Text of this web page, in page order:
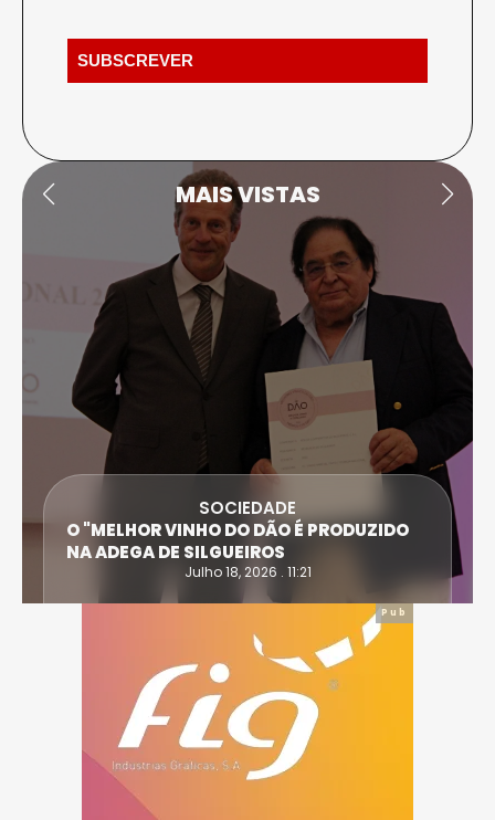
MAIS VISTAS
SOCIEDADE
O "MELHOR VINHO DO DÃO É PRODUZIDO
NA ADEGA DE SILGUEIROS
Julho 18, 2026 . 11:21
Pub